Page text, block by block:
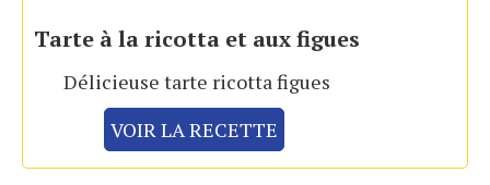
Tarte à la ricotta et aux figues
Délicieuse tarte ricotta figues
VOIR LA RECETTE